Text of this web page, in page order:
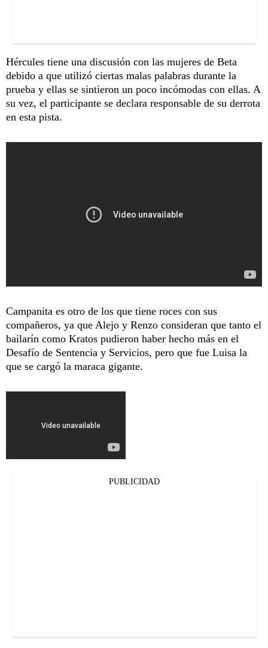
Hércules tiene una discusión con las mujeres de Beta
debido a que utilizó ciertas malas palabras durante la
prueba y ellas se sintieron un poco incómodas con ellas. A
su vez, el participante se declara responsable de su derrota
en esta pista.
Campanita es otro de los que tiene roces con sus
compañeros, ya que Alejo y Renzo consideran que tanto el
bailarín como Kratos pudieron haber hecho más en el
Desafío de Sentencia y Servicios, pero que fue Luisa la
que se cargó la maraca gigante.
PUBLICIDAD